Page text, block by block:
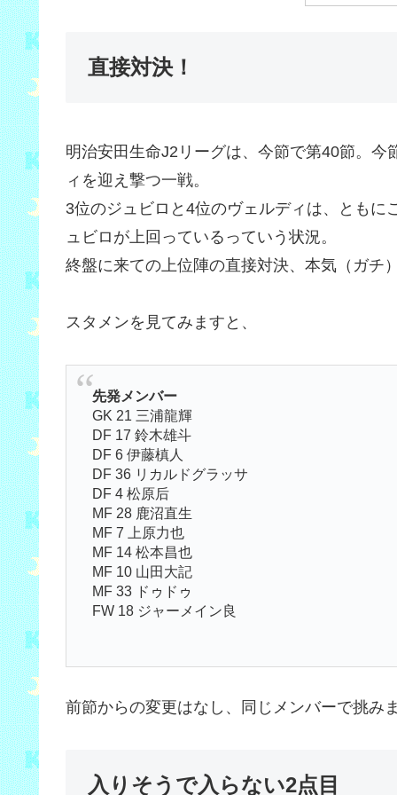
直接対決！
明治安田生命J2リーグは、今節で第40節。
ィを迎え撃つ一戦。
3位のジュビロと4位のヴェルディは、とも
ュビロが上回っているっていう状況。
終盤に来ての上位陣の直接対決、本気（ガチ
スタメンを見てみますと、
先発メンバー
GK 21 三浦龍輝
DF 17 鈴木雄斗
DF 6 伊藤槙人
DF 36 リカルドグラッサ
DF 4 松原后
MF 28 鹿沼直生
MF 7 上原力也
MF 14 松本昌也
MF 10 山田大記
MF 33 ドゥドゥ
FW 18 ジャーメイン良
前節からの変更はなし、同じメンバーで挑み
入りそうで入らない2点目